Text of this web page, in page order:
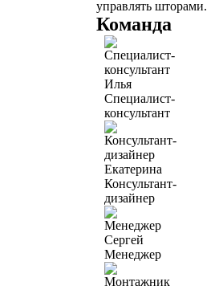
управлять шторами.
Команда
Илья
Специалист-
консультант
Екатерина
Консультант-
дизайнер
Сергей
Менеджер